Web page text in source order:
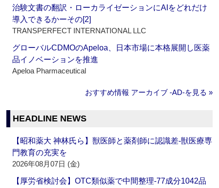
治験文書の翻訳・ローカライゼーションにAIをどれだけ
導入できるかーその[2]
TRANSPERFECT INTERNATIONAL LLC
グローバルCDMOのApeloa、日本市場に本格展開し医薬
品イノベーションを推進
Apeloa Pharmaceutical
おすすめ情報 アーカイブ ‐AD‐を見る »
HEADLINE NEWS
【昭和薬大 神林氏ら】獣医師と薬剤師に認識差‐獣医療専
門教育の充実を
2026年08月07日 (金)
【厚労省検討会】OTC類似薬で中間整理‐77成分1042品